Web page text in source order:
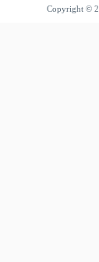
Copyright ©